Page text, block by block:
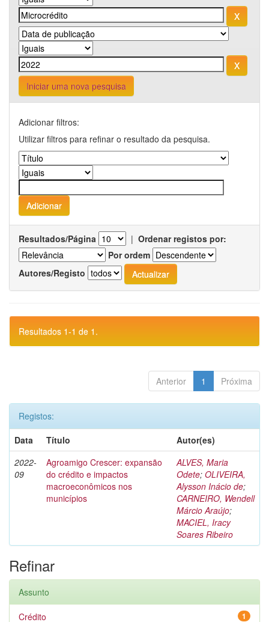
Iniciar uma nova pesquisa
Adicionar filtros:
Utilizar filtros para refinar o resultado da pesquisa.
Resultados/Página | Ordenar registos por:
Por ordem
Autores/Registo
Resultados 1-1 de 1.
Anterior 1 Próxima
Registos:
Data
Título
Autor(es)
2022-
09
Agroamigo Crescer: expansão
do crédito e impactos
macroeconômicos nos
municípios
ALVES, Maria
Odete; OLIVEIRA,
Alysson Inácio de;
CARNEIRO, Wendell
Márcio Araújo;
MACIEL, Iracy
Soares Ribeiro
Refinar
Assunto
1
Crédito